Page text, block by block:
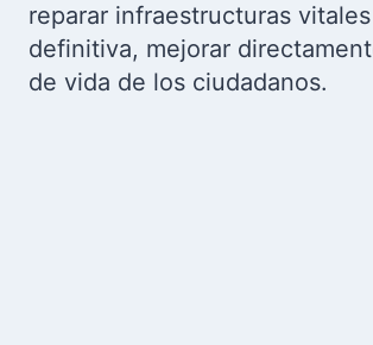
reparar infraestructuras
definitiva, mejorar
de vida de los ciudadanos.